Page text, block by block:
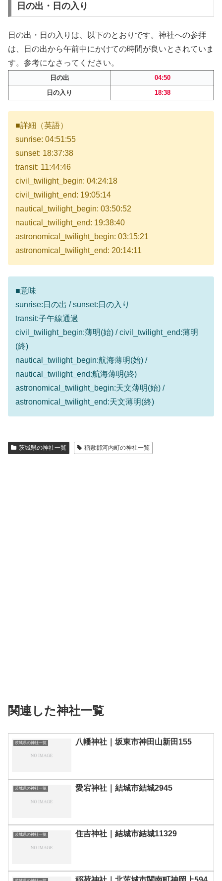
日の出・日の入り
日の出・日の入りは、以下のとおりです。神社への参拝
は、日の出から午前中にかけての時間が良いとされていま
す。参考になさってください。
日の出
04:50
日の入り
18:38
■詳細（英語）
sunrise: 04:51:55
sunset: 18:37:38
transit: 11:44:46
civil_twilight_begin: 04:24:18
civil_twilight_end: 19:05:14
nautical_twilight_begin: 03:50:52
nautical_twilight_end: 19:38:40
astronomical_twilight_begin: 03:15:21
astronomical_twilight_end: 20:14:11
■意味
sunrise:日の出 / sunset:日の入り
transit:子午線通過
civil_twilight_begin:薄明(始) / civil_twilight_end:薄明
(終)
nautical_twilight_begin:航海薄明(始) /
nautical_twilight_end:航海薄明(終)
astronomical_twilight_begin:天文薄明(始) /
astronomical_twilight_end:天文薄明(終)
茨城県の神社一覧 稲敷郡河内町の神社一覧
関連した神社一覧
茨城県の神社一覧 八幡神社｜坂東市神田山新田155
茨城県の神社一覧 愛宕神社｜結城市結城2945
茨城県の神社一覧 住吉神社｜結城市結城11329